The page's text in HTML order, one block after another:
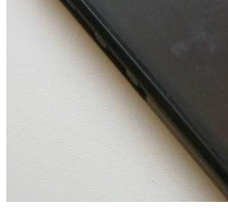
парке прошёл фестиваль
Волгоградские компании
заключены контракты на 3,6